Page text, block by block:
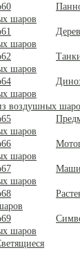
шаров
шаров
шаров
шаров
воздушных
шаров
шаров
шаров
шаров